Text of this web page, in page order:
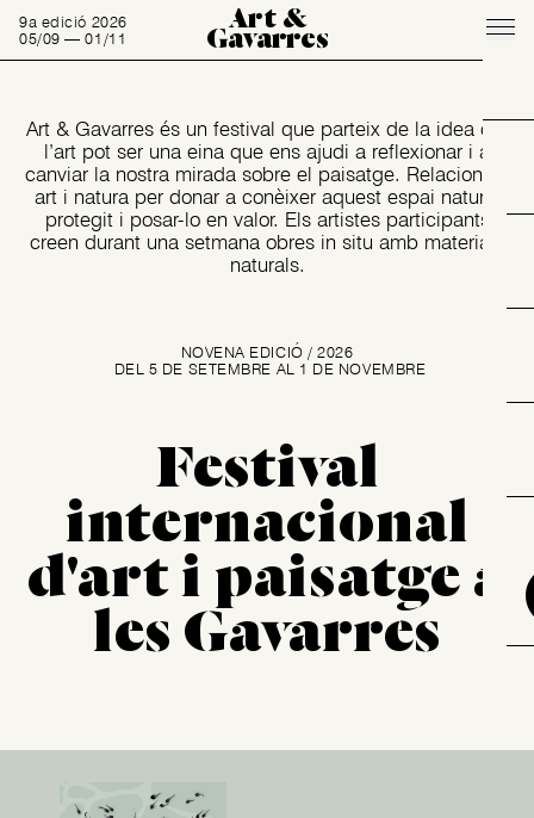
9a edició 2026
05/09 — 01/11
Art &
Gavarres
Art & Gavarres és un festival que parteix de la idea que
l’art pot ser una eina que ens ajudi a reflexionar i a
canviar la nostra mirada sobre el paisatge. Relacionem
art i natura per donar a conèixer aquest espai natural
protegit i posar-lo en valor. Els artistes participants
creen durant una setmana obres in situ amb materials
naturals.
NOVENA EDICIÓ / 2026
DEL 5 DE SETEMBRE AL 1 DE NOVEMBRE
Festival
internacional
d'art i paisatge a
les Gavarres